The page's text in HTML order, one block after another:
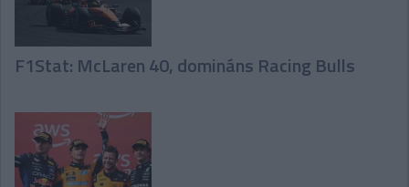
F1Stat: McLaren 40, domináns Racing Bulls